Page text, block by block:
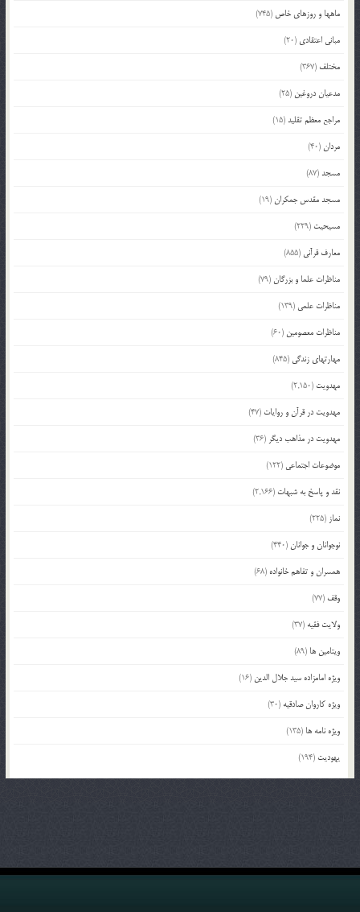
ماهها و روزهای خاص (745)
مبانی اعتقادی (20)
مختلف (367)
مدعیان دروغین (25)
مراجع معظم تقلید(15)
مردان(40)
مسجد(87)
مسجد مقدس جمکران(19)
مسیحیت (229)
معارف قرآنی (855)
مناظرات علما و بزرگان(79)
مناظرات علمی (139)
مناظرات معصومین (60)
مهارتهای زندگی (845)
مهدویت (2,150)
مهدویت در قرآن و روایات (47)
مهدویت در مذاهب دیگر (36)
موضوعات اجتماعی (122)
نقد و پاسخ به شبهات (2,166)
نماز (225)
نوجوانان و جوانان(440)
همسران و تفاهم خانواده (68)
وقف (77)
ولایت فقیه (37)
ویتامین ها (89)
ویژه امامزاده سید جلال الدین (16)
ویژه کاروان صادقیه (30)
ویژه نامه ها (135)
یهودیت (194)